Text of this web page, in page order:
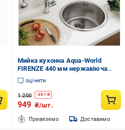
Мийка кухонна Aqua-World
FIRENZE 440 мм нержавіюча
сталь 0,8 мм з сифоном кругла
оцінити
1 200 -251 ₴
949 ₴/шт.
Привеземо Доставимо